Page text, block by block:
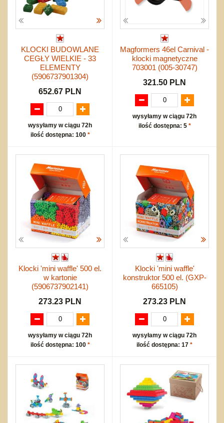
KLOCKI BUDOWLANE
CEGŁY WIELKIE - 33
ELEMENTY
(5906737901304)
652.67 PLN
wysyłamy w ciągu 72h
ilość dostępna: 100 *
Magformers 46el Carnival -
klocki magnetyczne
703001 (005-30747)
321.50 PLN
wysyłamy w ciągu 72h
ilość dostępna: 5 *
Klocki 'mini waffle' 500 el.
w kartonie
(5906737902141)
273.23 PLN
wysyłamy w ciągu 72h
ilość dostępna: 100 *
Klocki 'mini waffle'
konstruktor 500 el. (GXP-
665105)
273.23 PLN
wysyłamy w ciągu 72h
ilość dostępna: 17 *